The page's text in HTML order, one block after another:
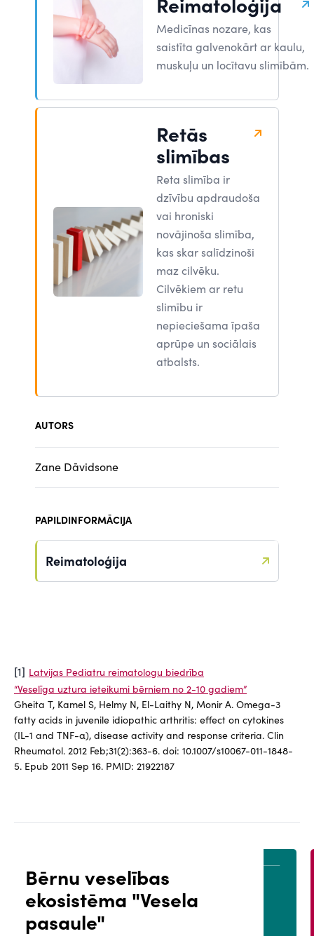
Medicīnas nozare, kas
saistīta galvenokārt ar kaulu,
muskuļu un locītavu slimībām.
Retās
slimības
Reta slimība ir
dzīvību apdraudoša
vai hroniski
novājinoša slimība,
kas skar salīdzinoši
maz cilvēku.
Cilvēkiem ar retu
slimību ir
nepieciešama īpaša
aprūpe un sociālais
atbalsts.
AUTORS
Zane Dāvidsone
PAPILDINFORMĀCIJA
Reimatoloģija
[1] Latvijas Pediatru reimatologu biedrība
“Veselīga uztura ieteikumi bērniem no 2-10 gadiem”
Gheita T, Kamel S, Helmy N, El-Laithy N, Monir A. Omega-3
fatty acids in juvenile idiopathic arthritis: effect on cytokines
(IL-1 and TNF-α), disease activity and response criteria. Clin
Rheumatol. 2012 Feb;31(2):363-6. doi: 10.1007/s10067-011-1848-
5. Epub 2011 Sep 16. PMID: 21922187
Bērnu veselības
ekosistēma "Vesela
pasaule"
PACIENTA PORTĀLS